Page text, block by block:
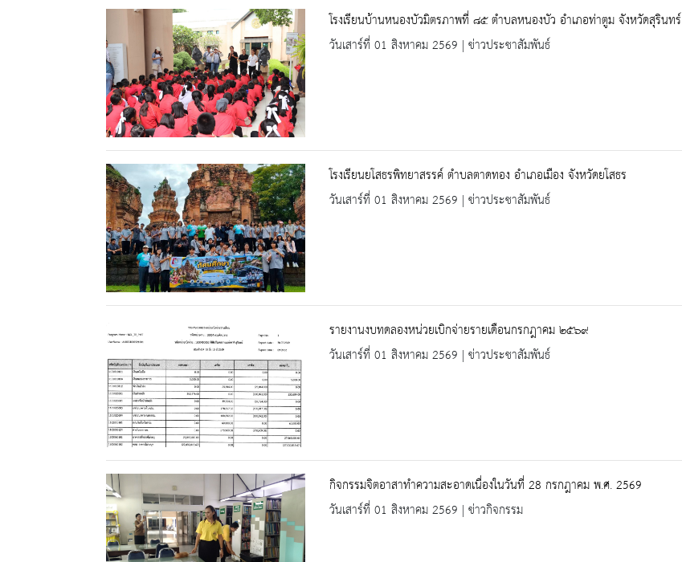
โรงเรียนบ้านหนองบัวมิตรภาพที่ ๘๕ ตำบลหนองบัว อำเภอท่าตูม จังหวัดสุรินทร์
วันเสาร์ที่ 01 สิงหาคม 2569 | ข่าวประชาสัมพันธ์
โรงเรียนยโสธรพิทยาสรรค์ ตำบลตาดทอง อำเภอเมือง จังหวัดยโสธร
วันเสาร์ที่ 01 สิงหาคม 2569 | ข่าวประชาสัมพันธ์
รายงานงบทดลองหน่วยเบิกจ่ายรายเดือนกรกฎาคม ๒๕๖๙
วันเสาร์ที่ 01 สิงหาคม 2569 | ข่าวประชาสัมพันธ์
กิจกรรมจิตอาสาทำความสะอาดเนื่องในวันที่ 28 กรกฎาคม พ.ศ. 2569
วันเสาร์ที่ 01 สิงหาคม 2569 | ข่าวกิจกรรม